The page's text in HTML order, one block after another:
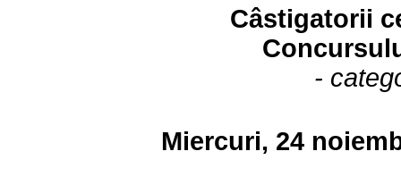
Câstigatorii
-
Miercuri, 24